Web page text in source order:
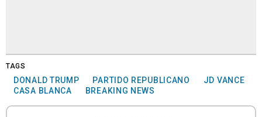
TAGS
DONALD TRUMP PARTIDO REPUBLICANO
JD VANCE
CASA BLANCA
BREAKING NEWS